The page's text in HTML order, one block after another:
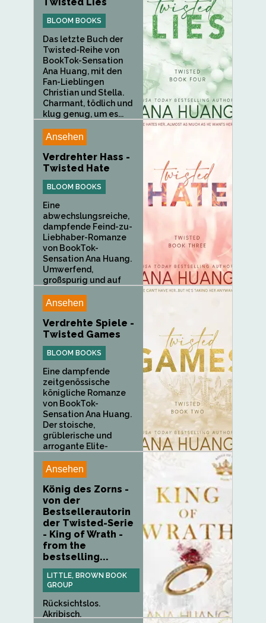
BLOOM BOOKS
Das letzte Buch der
Twisted-Reihe von
BookTok-Sensation
Ana Huang, mit den
Fan-Lieblingen
Christian und Stella.
Charmant, tödlich und
klug genug, um es...
Ansehen
Verdrehter Hass -
Twisted Hate
BLOOM BOOKS
Eine
abwechslungsreiche,
dampfende Feind-zu-
Liebhaber-Romanze
von BookTok-
Sensation Ana Huang.
Umwerfend,
großspurig und auf
Ansehen
Verdrehte Spiele -
Twisted Games
BLOOM BOOKS
Eine dampfende
zeitgenössische
königliche Romanze
von BookTok-
Sensation Ana Huang.
Der stoische,
grüblerische und
arrogante Elite-
Ansehen
König des Zorns -
von der
Bestsellerautorin
der Twisted-Serie
- King of Wrath -
from the
bestselling...
LITTLE, BROWN BOOK
GROUP
Rücksichtslos.
Akribisch.